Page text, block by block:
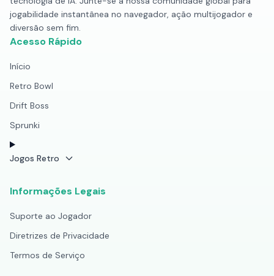
jogabilidade instantânea no navegador, ação multijogador e
diversão sem fim.
Acesso Rápido
Início
Retro Bowl
Drift Boss
Sprunki
Jogos Retro
Informações Legais
Suporte ao Jogador
Diretrizes de Privacidade
Termos de Serviço